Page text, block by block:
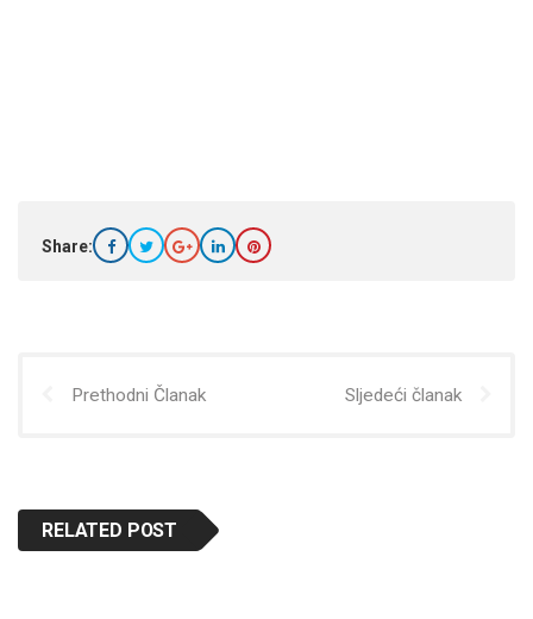
Share:
Prethodni Članak Sljedeći članak
RELATED POST